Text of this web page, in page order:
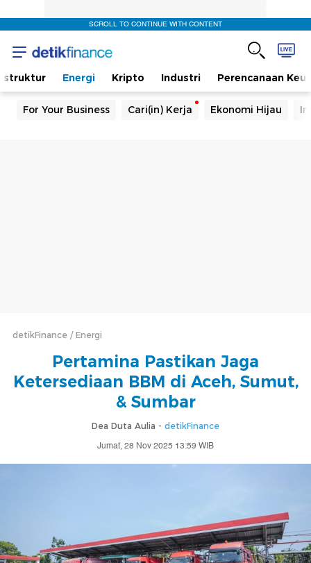
SCROLL TO CONTINUE WITH CONTENT
Energi Kripto Industri Perencanaan
For Your Business Cari(in) Kerja Ekonomi Hijau
detikFinance Energi
Pertamina Pastikan Jaga
Ketersediaan BBM di Aceh, Sumut,
& Sumbar
Dea Duta Aulia - detikFinance
Jumat, 28 Nov 2025 13:59 WIB